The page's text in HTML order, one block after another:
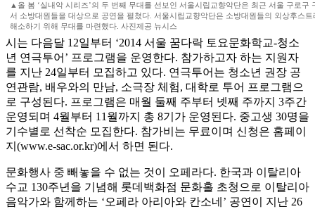
▲올 봄 ‘실내악 시리즈’의 두 번째 무대를 선보인 서울시립교향악단은 최근 서울 구로구
서 소방대원들을 대상으로 공연을 펼쳤다. 서울시립교향악단은 소방대원들의 외상후스트
해소하기 위해 무대를 마련했다. 사진제공 뉴시스
시는 다음달 12일부터 ‘2014 서울 꿈다락 토요문화학교-청소
년 연극투어’ 프로그램을 운영한다. 참가하고자 하는 지원자
를 지난 24일부터 모집하고 있다. 연극투어는 청소년 권장 공
연관람, 배우와의 만남, 소극장 체험, 대학로 투어 프로그램으
로 구성된다. 프로그램은 매월 둘째 주부터 넷째 주까지 3주간
운영되며 4월부터 11월까지 총 8기가 운영된다. 중고생 30명을
기수별로 선착순 모집한다. 참가비는 무료이며 신청은 홈페이
지(www.e-sac.or.kr)에서 하면 된다.
문화행사 중 빼놓을 수 없는 것이 오페라다. 한국과 이탈리아
수교 130주년을 기념해 롯데백화점 문화홀 초청으로 이탈리아
음악가와 함께하는 ‘오페라 아리아와 칸소네’ 공연이 지난 26